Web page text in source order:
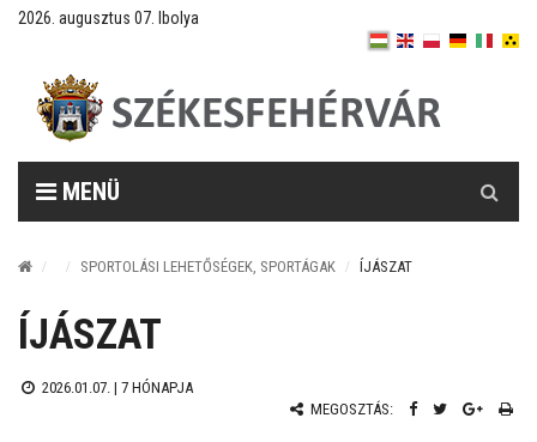
2026. augusztus 07. Ibolya
MENÜ
SPORTOLÁSI LEHETŐSÉGEK, SPORTÁGAK ÍJÁSZAT
ÍJÁSZAT
2026.01.07. | 7 HÓNAPJA
MEGOSZTÁS: